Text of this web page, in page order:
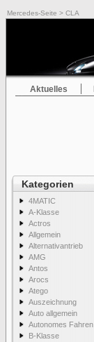
Mercedes-Seite > CLA
Aktuelles
Kategorien
4MATIC
A-Klasse
Actros
Allgemein
Alternativantrieb
AMG
Antos
Arocs
Atego
Auszeichnung
Auto allgemein
Autonomes Fahren
B-Klasse